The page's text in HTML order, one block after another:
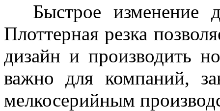
Быстрое изменение
Плоттерная резка
дизайн и производить
важно для компаний,
мелкосерийным